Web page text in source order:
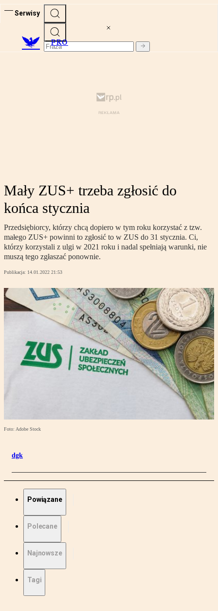
Serwisy
PRO
Mały ZUS+ trzeba zgłosić do
końca stycznia
Przedsiębiorcy, którzy chcą dopiero w tym roku korzystać z tzw.
małego ZUS+ powinni to zgłosić to w ZUS do 31 stycznia. Ci,
którzy korzystali z ulgi w 2021 roku i nadal spełniają warunki, nie
muszą tego zgłaszać ponownie.
Publikacja: 14.01.2022 21:53
Foto: Adobe Stock
dgk
Powiązane
Polecane
Najnowsze
Tagi